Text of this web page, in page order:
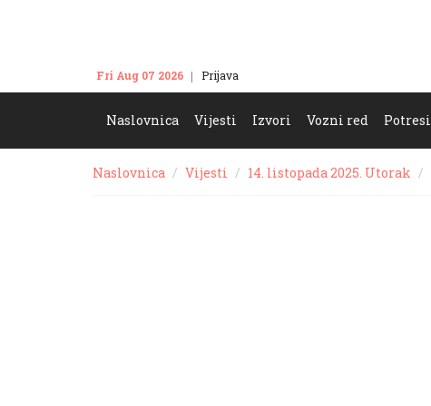
Fri Aug 07 2026 Prijava
Naslovnica Vijesti Izvori Vozni red Potresi
Naslovnica Vijesti 14. listopada 2025. Utorak